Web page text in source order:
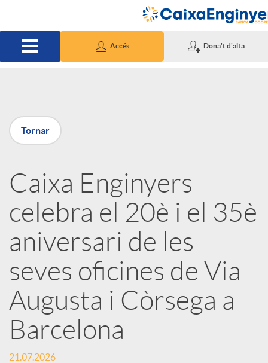
Accés Dona't d'alta
P
u
b
l
i
c
a
Tornar
Caixa Enginyers
celebra el 20è i el 35è
aniversari de les
seves oficines de Via
Augusta i Còrsega a
Barcelona
21.07.2026